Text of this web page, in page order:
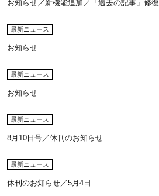
お知らせ／新機能追加／「過去の記事」修復
最新ニュース
お知らせ
最新ニュース
お知らせ
最新ニュース
8月10日号／休刊のお知らせ
最新ニュース
休刊のお知らせ／5月4日